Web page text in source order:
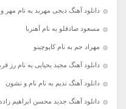
دانلود آهنگ دیجی مهربد به نام مهر و میکس ۱
مسعود صادقلو به نام آهنربا
مهراد جم به نام کاپوچینو
دانلود آهنگ مجید یحیایی به نام رز
دانلود آهنگ ندیم به نام نام و نشون
دانلود آهنگ جدید محسن ابراهیم زاده